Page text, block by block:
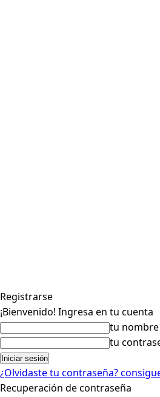
Registrarse
¡Bienvenido! Ingresa en tu cuenta
tu
tu
¿Olvidaste tu contraseña?
Recuperación de contraseña